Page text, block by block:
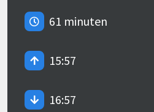
61 minuten
15:57
16:57